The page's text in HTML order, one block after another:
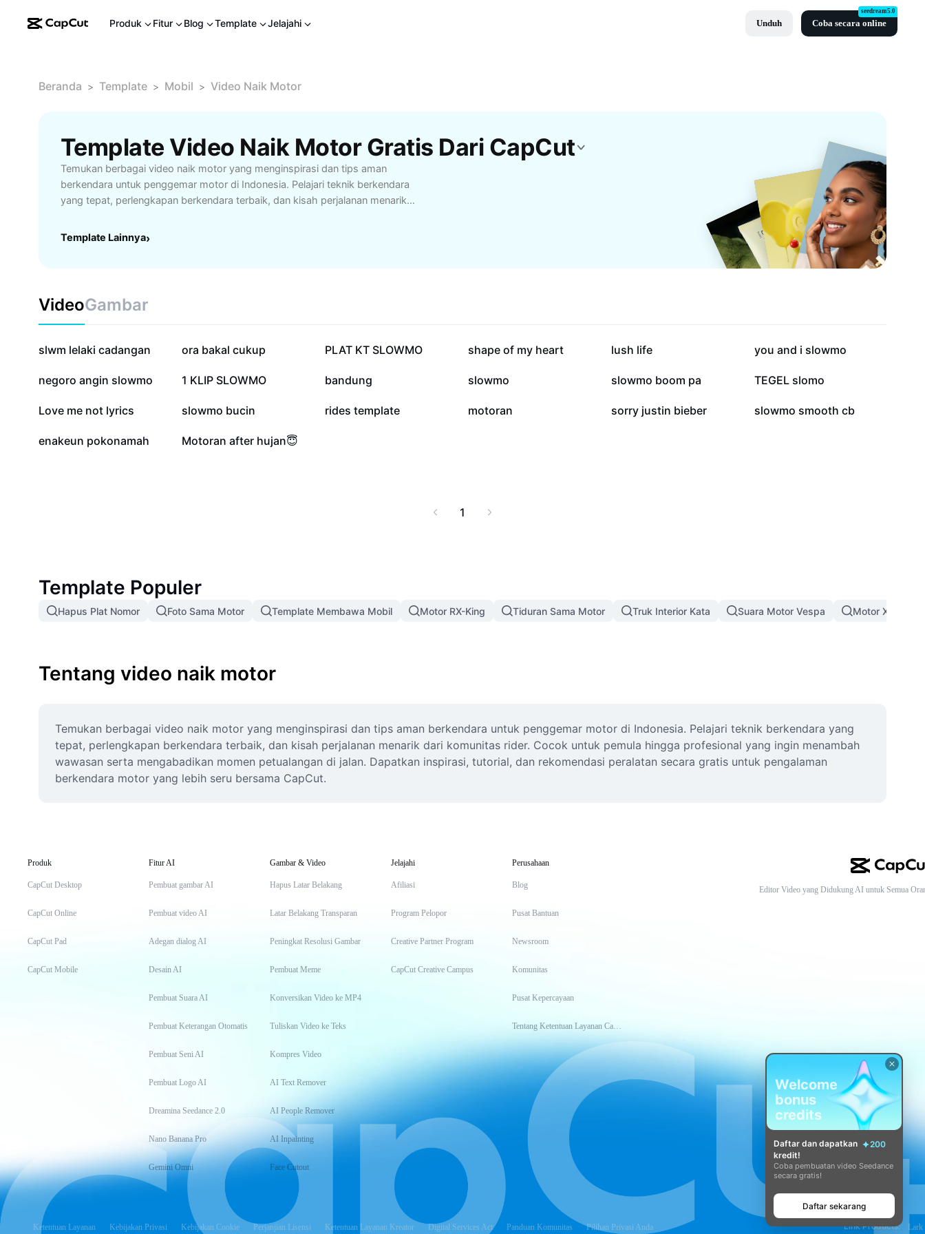
Produk Fitur Blog Template Jelajahi Unduh Coba secara online
seedream5.0
Beranda > Template > Mobil > Video Naik Motor
Template Video Naik Motor Gratis Dari CapCut
Temukan berbagai video naik motor yang menginspirasi dan tips aman
berkendara untuk penggemar motor di Indonesia. Pelajari teknik berkendara
yang tepat, perlengkapan berkendara terbaik, dan kisah perjalanan menarik
menambah wawasan serta mengabadikan momen petualangan di jalan.
Template Lainnya›
VideoGambar
722,6 rb
slwm lelaki cadangan 630,4 rb
ora bakal cukup 201,7 rb
PLAT KT SLOWMO 145,8 rb
shape of my heart 134,5 rb
lush life 126,5 rb
you and i slowmo
96,7 rb
negoro angin slowmo 72,9 rb
1 KLIP SLOWMO 63,8 rb
bandung 55,4 rb
slowmo 55 rb
slowmo boom pa 47,1 rb
TEGEL slomo
43 rb
Love me not lyrics 36 rb
slowmo bucin 33,3 rb
rides template 27 rb
motoran 26,5 rb
sorry justin bieber 22 rb
slowmo smooth cb
10,8 rb
enakeun pokonamah 2,1 rb
Motoran after hujan😇
1
Template Populer
Hapus Plat Nomor Foto Sama Motor Template Membawa Mobil Motor RX-King Tiduran Sama Motor Truk Interior Kata Suara Motor Vespa Motor X Owner
Tentang video naik motor
Temukan berbagai video naik motor yang menginspirasi dan tips aman berkendara untuk penggemar motor di Indonesia. Pelajari teknik berkendara yang
tepat, perlengkapan berkendara terbaik, dan kisah perjalanan menarik dari komunitas rider. Cocok untuk pemula hingga profesional yang ingin menambah
wawasan serta mengabadikan momen petualangan di jalan. Dapatkan inspirasi, tutorial, dan rekomendasi peralatan secara gratis untuk pengalaman
berkendara motor yang lebih seru bersama CapCut.
Produk
CapCut Desktop
CapCut Online
CapCut Pad
CapCut Mobile
Fitur AI
Pembuat gambar AI
Pembuat video AI
Adegan dialog AI
Desain AI
Pembuat Suara AI
Pembuat Keterangan Otomatis
Pembuat Seni AI
Pembuat Logo AI
Dreamina Seedance 2.0
Nano Banana Pro
Gemini Omni
Gambar & Video
Hapus Latar Belakang
Latar Belakang Transparan
Peningkat Resolusi Gambar
Pembuat Meme
Konversikan Video ke MP4
Tuliskan Video ke Teks
Kompres Video
AI Text Remover
AI People Remover
AI Inpainting
Face Cutout
Jelajahi
Afiliasi
Program Pelopor
Creative Partner Program
CapCut Creative Campus
Perusahaan
Blog
Pusat Bantuan
Newsroom
Komunitas
Pusat Kepercayaan
Tentang Ketentuan Layanan CapCut
Editor Video yang Didukung AI untuk Semua
Ketentuan Layanan Kebijakan Privasi Kebijakan Cookie Perjanjian Lisensi Ketentuan Layanan Kreator Digital Services Act Panduan Komunitas Pilihan Privasi Anda Link Products: Lark
Welcome
bonus
credits
Daftar dan dapatkan
200
kredit!
Coba pembuatan video Seedance
secara gratis!
Daftar sekarang